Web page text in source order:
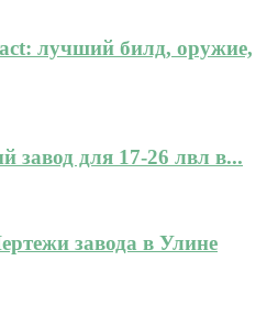
лучший билд, оружие,
завод для 17-26 лвл в...
завода в Улине